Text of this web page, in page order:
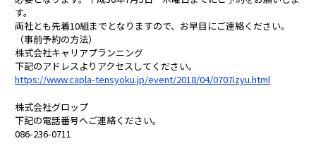
す。
両社とも先着10組までとなりますので、お早目にご連絡ください。
（事前予約の方法）
株式会社キャリアプランニング
下記のアドレスよりアクセスしてください。
https://www.capla-tensyoku.jp/event/2018/04/0707izyu.html
株式会社グロップ
下記の電話番号へご連絡ください。
086-236-0711